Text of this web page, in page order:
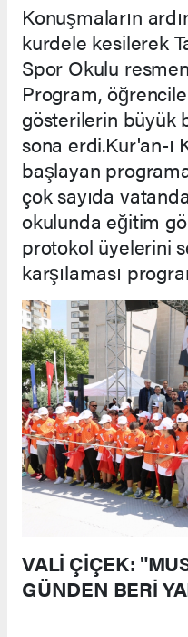
Konuşmaların
kurdele kesilerek
Spor Okulu
Program,
gösterilerin büyük
sona erdi.Kur'an-ı
başlayan
çok sayıda
okulunda eğitim
protokol üyelerini
karşılaması
VALİ ÇİÇEK:
GÜNDEN BERİ